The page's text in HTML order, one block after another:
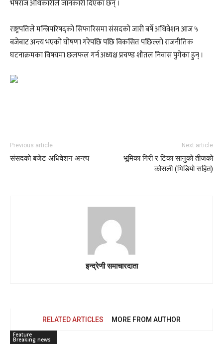
भेषराज अधिकारीले जानकारी दिएका छन् ।
राष्ट्रपतिले मन्त्रिपरिषद्को सिफारिसमा संसदको जारी बर्षे अधिवेशन आज ५
बजेबाट अन्त्य भएको घोषणा गरेपछि पछि विकसित पछिल्लो राजनीतिक
घटनाक्रमका विषयमा छलफल गर्न अध्यक्ष प्रचण्ड शीतल निवास पुगेका हुन् ।
Previous article
संसदको बजेट अधिवेशन अन्त्य
Next article
भूमिका गिरी र टिका सानुको तीजको
कोसली (भिडियो सहित)
इन्द्रेणी समाचारदाता
RELATED ARTICLES MORE FROM AUTHOR
Feature
Breaking news